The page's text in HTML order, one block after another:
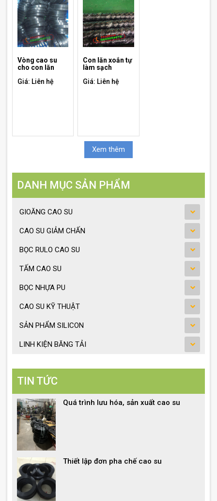
Vòng cao su
cho con lăn
Giá: Liên hệ
Con lăn xoắn tự
làm sạch
Giá: Liên hệ
Xem thêm
DANH MỤC SẢN PHẨM
GIOĂNG CAO SU
CAO SU GIẢM CHẤN
BỌC RULO CAO SU
TẤM CAO SU
BỌC NHỰA PU
CAO SU KỸ THUẬT
SẢN PHẨM SILICON
LINH KIỆN BĂNG TẢI
TIN TỨC
Quá trình lưu hóa, sản xuất cao su
Thiết lập đơn pha chế cao su